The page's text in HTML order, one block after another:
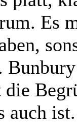
Es
auch